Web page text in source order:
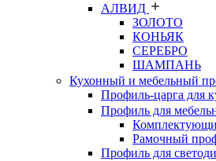
АЛВИД
ЗОЛОТО
КОНЬЯК
СЕРЕБРО
ШАМПАНЬ
Кухонный и мебельный
Профиль-царга для
Профиль для
Рамочный
Профиль для